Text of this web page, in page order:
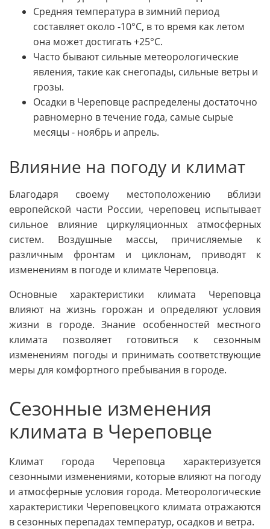
Средняя температура в зимний период
составляет около -10°C, в то время как летом
она может достигать +25°C.
Часто бывают сильные метеорологические
явления, такие как снегопады, сильные ветры и
грозы.
Осадки в Череповце распределены достаточно
равномерно в течение года, самые сырые
месяцы - ноябрь и апрель.
Влияние на погоду и климат
Благодаря своему местоположению вблизи
европейской части России, череповец испытывает
сильное влияние циркуляционных атмосферных
систем. Воздушные массы, причисляемые к
различным фронтам и циклонам, приводят к
изменениям в погоде и климате Череповца.
Основные характеристики климата Череповца
влияют на жизнь горожан и определяют условия
жизни в городе. Знание особенностей местного
климата позволяет готовиться к сезонным
изменениям погоды и принимать соответствующие
меры для комфортного пребывания в городе.
Сезонные изменения
климата в Череповце
Климат города Череповца характеризуется
сезонными изменениями, которые влияют на погоду
и атмосферные условия города. Метеорологические
характеристики Череповецкого климата отражаются
в сезонных перепадах температур, осадков и ветра.